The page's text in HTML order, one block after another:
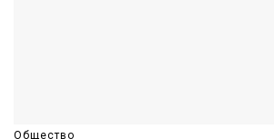
Общество